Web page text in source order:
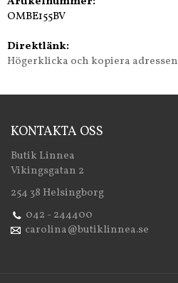
OMB­E155BV
Direktlänk:
Högerklicka och kopiera adressen
KONTAKTA OSS
Butik Linnea
Vikingsgatan 2
254 38 Helsingborg
042 - 244400
carolina@butiklinnea.se